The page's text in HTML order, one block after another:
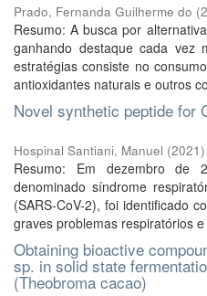
Prado, Fernanda Guilherme do (
Resumo: A busca por
ganhando destaque cada vez
estratégias consiste no
antioxidantes naturais e outros
Novel synthetic peptide for
Hospinal Santiani, Manuel (2021)
Resumo: Em dezembro de
denominado síndrome
(SARS-CoV-2), foi identificado
graves problemas respiratórios
Obtaining bioactive
sp. in solid state
(Theobroma cacao)